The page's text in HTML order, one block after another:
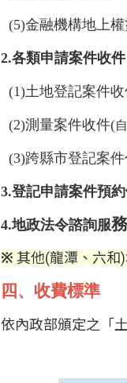
(5)金融機構地上
2.各類申請案件收件
(1)土地登記案件
(2)測量案件收件(
(3)跨縣市登記案
3.登記申請案件預
4.地政法令諮詢服務
※ 其他(龍潭、六和
四、收費標準
依內政部頒定之「